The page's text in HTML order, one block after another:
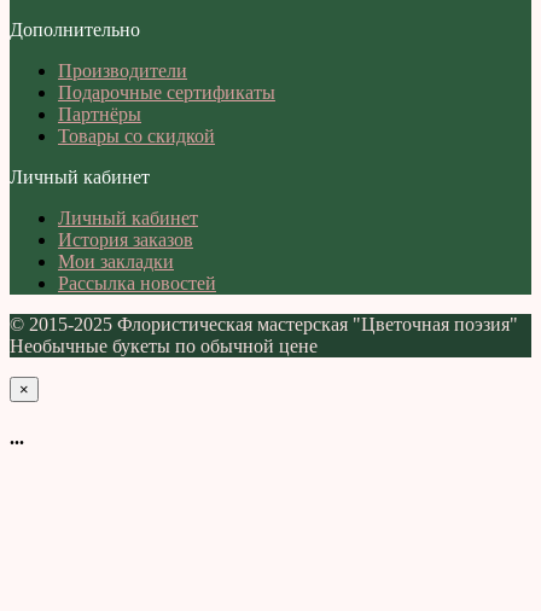
Дополнительно
Производители
Подарочные сертификаты
Партнёры
Товары со скидкой
Личный кабинет
Личный кабинет
История заказов
Мои закладки
Рассылка новостей
© 2015-2025 Флористическая мастерская "Цветочная поэзия"
Необычные букеты по обычной цене
×
...